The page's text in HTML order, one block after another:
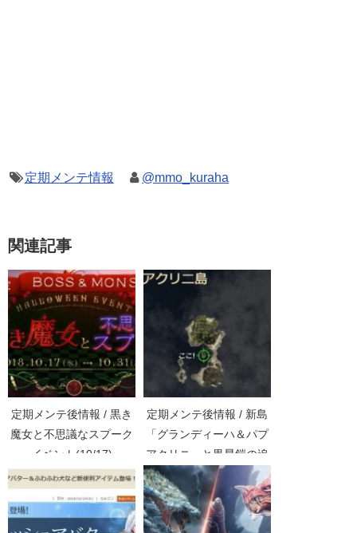
定期メンテ情報 @mmo_kuraha
関連記事
定期メンテ後情報 / 黒き
魔女と不思議なスプーク
イベント(10/17)
定期メンテ後情報 / 新島
「グランディーハ＆パプ
アクリニ」と黒星鎧の追
加(06/24)